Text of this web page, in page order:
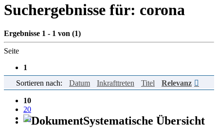
Suchergebnisse für: corona
Ergebnisse 1 - 1 von (1)
Seite
1
Einträge pro Seite
10
20
50
Sortieren nach: Datum Inkrafttreten Titel Relevanz
Systematische Übersicht